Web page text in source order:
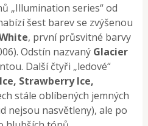
„Illumination series“ od
šest barev se zvýšenou
, první průsvitné barvy
Odstín nazvaný Glacier
Další čtyři „ledové“
Strawberry Ice,
stále oblíbených jemných
nejsou nasvětleny), ale po